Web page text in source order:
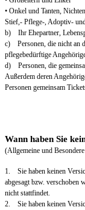
• Onkel und Tanten,
Stief,- Pflege-, Adoptiv-
b) Ihr Ehepartner,
c) Personen, die nicht an
pflegebedürftige
d) Personen, die
Außerdem deren
Personen gemeinsam
Wann haben Sie
(Allgemeine und
1. Sie haben keinen
abgesagt bzw. verschoben
nicht stattfindet.
2. Sie haben keinen